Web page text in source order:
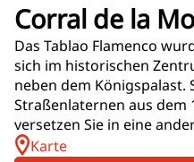
Corral de la
Das Tablao Flamenco
sich im historischen
neben dem Königspalast.
Straßenlaternen aus dem
versetzen Sie in eine
Karte